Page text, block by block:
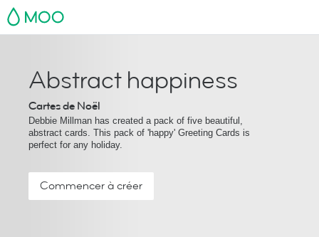
MOO
Abstract happiness
Cartes de Noël
Debbie Millman has created a pack of five beautiful,
abstract cards. This pack of 'happy' Greeting Cards is
perfect for any holiday.
Commencer à créer